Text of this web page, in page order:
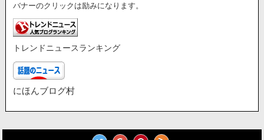
バナーのクリックは励みになります。
トレンドニュースランキング
にほんブログ村